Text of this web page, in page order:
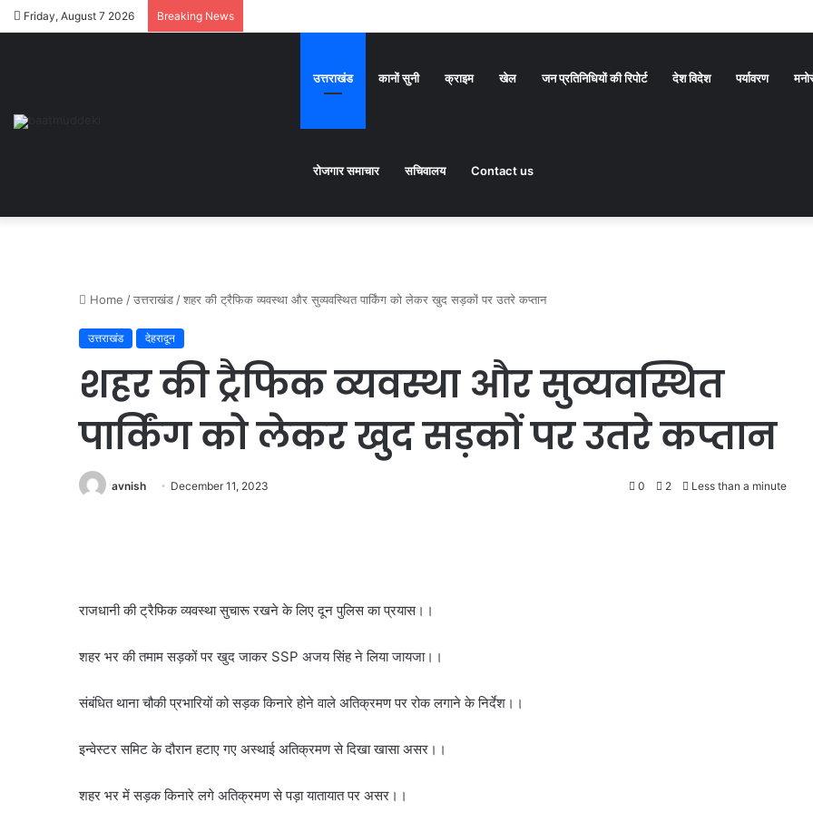
Friday, August 7 2026 Breaking News
उत्तराखंड कानों सुनी क्राइम खेल जन प्रतिनिधियों की रिपोर्ट देश विदेश पर्यावरण
रोजगार समाचार सचिवालय Contact us
Home /उत्तराखंड /शहर की ट्रैफिक व्यवस्था और सुव्यवस्थित पार्किंग को लेकर खुद सड़कों पर उतरे कप्तान
उत्तराखंड देहरादून
शहर की ट्रैफिक व्यवस्था और सुव्यवस्थित
पार्किंग को लेकर खुद सड़कों पर उतरे कप्तान
avnish December 11, 2023 0 2 Less than a minute
राजधानी की ट्रैफिक व्यवस्था सुचारू रखने के लिए दून पुलिस का प्रयास।।
शहर भर की तमाम सड़कों पर खुद जाकर SSP अजय सिंह ने लिया जायजा।।
संबंधित थाना चौकी प्रभारियों को सड़क किनारे होने वाले अतिक्रमण पर रोक लगाने के निर्देश।।
इन्वेस्टर समिट के दौरान हटाए गए अस्थाई अतिक्रमण से दिखा खासा असर।।
शहर भर में सड़क किनारे लगे अतिक्रमण से पड़ा यातायात पर असर।।